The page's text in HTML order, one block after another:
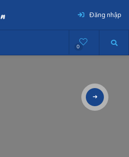
Đăng nhập
0